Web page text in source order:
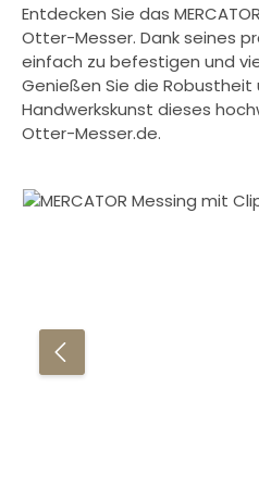
Entdecken Sie das
Otter-Messer. Dank seines
einfach zu befestigen und
Genießen Sie die
Handwerkskunst dieses
Otter-Messer.de.
Bildergalerie überspringen